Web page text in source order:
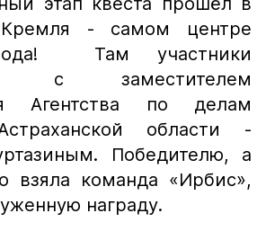
Кремля - самом центре
Там участники
с заместителем
Агентства по делам
области -
Победителю, а
взяла команда «Ирбис»,
награду.